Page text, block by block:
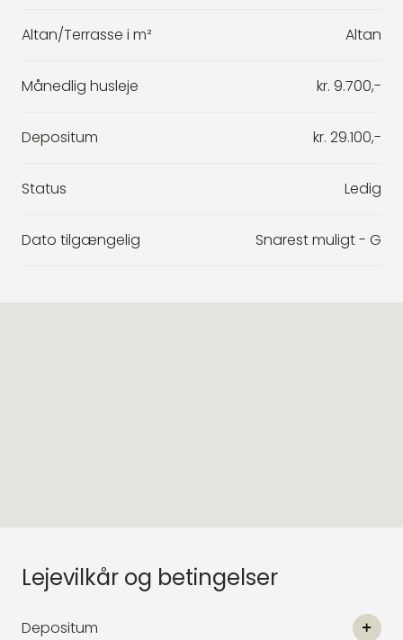
Altan/Terrasse i m² Altan
Månedlig husleje kr. 9.700,-
Depositum kr. 29.100,-
Status Ledig
Dato tilgængelig Snarest muligt - G
Lejevilkår og betingelser
Depositum